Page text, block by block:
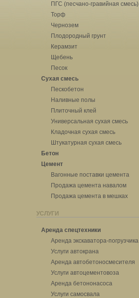
ПГС (песчано-гравийная смесь)
Торф
Чернозем
Плодородный грунт
Керамзит
Щебень
Песок
Сухая смесь
Пескобетон
Наливные полы
Плиточный клей
Универсальная сухая смесь
Кладочная сухая смесь
Штукатурная сухая смесь
Бетон
Цемент
Вагонные поставки цемента
Продажа цемента навалом
Продажа цемента в мешках
УСЛУГИ
Аренда спецтехники
Аренда экскаватора-погрузчика
Услуги автокрана
Аренда автобетоносмесителя
Услуги автоцементовоза
Аренда бетононасоса
Услуги самосвала